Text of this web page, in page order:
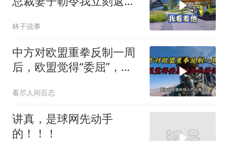
林子说事
中方对欧盟重拳反制一周
后，欧盟觉得“委屈”，欧
看尽人间百态
讲真，是球网先动手
的！！！